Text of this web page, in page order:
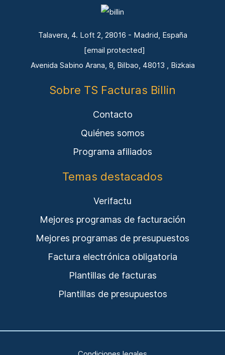
Talavera, 4. Loft 2, 28016 - Madrid, España
[email protected]
Avenida Sabino Arana, 8, Bilbao, 48013 , Bizkaia
Sobre TS Facturas Billin
Contacto
Quiénes somos
Programa afiliados
Temas destacados
Verifactu
Mejores programas de facturación
Mejores programas de presupuestos
Factura electrónica obligatoria
Plantillas de facturas
Plantillas de presupuestos